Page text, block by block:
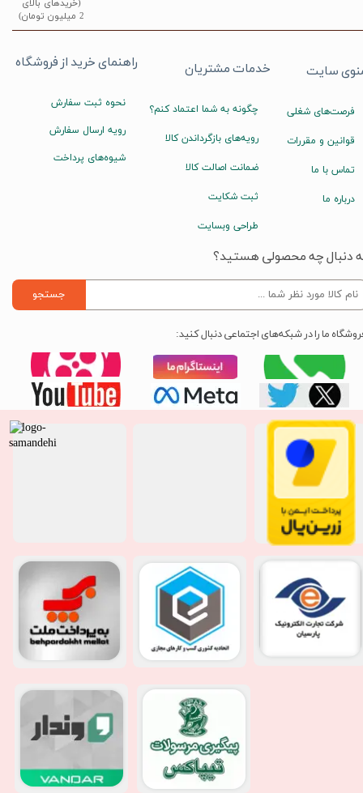
(خریدهای بالای
2 میلیون تومان)
راهنمای خرید از فروشگاه
نحوه ثبت سفارش
رویه ارسال سفارش
شیوه‌های پرداخت
خدمات مشتریان
چگونه به شما اعتماد کنم؟
رویه‌های بازگرداندن کالا
ضمانت اصالت کالا
ثبت شکایت
طراحی وبسایت
سایت
فرصت‌های شغلی
قوانین و مقررات
تماس با ما
درباره ما
دنبال چه محصولی هستید؟
جستجو
ما را در شبکه‌های اجتماعی دنبال کنید: